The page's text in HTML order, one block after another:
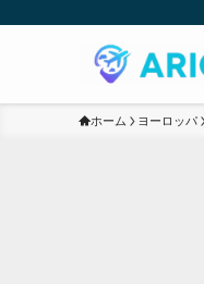
ホーム ヨーロッパ